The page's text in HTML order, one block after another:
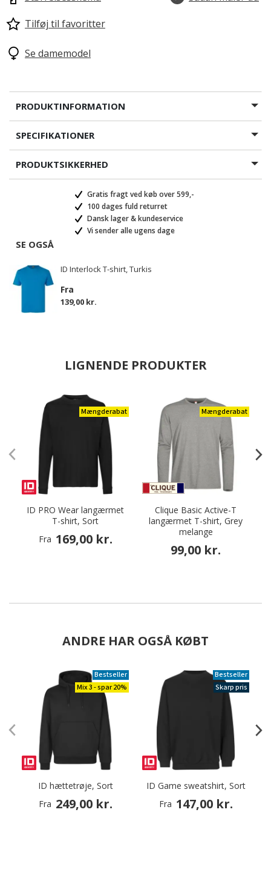
Tilføj til favoritter
Se damemodel
PRODUKTINFORMATION
SPECIFIKATIONER
PRODUKTSIKKERHED
Gratis fragt ved køb over 599,-
100 dages fuld returret
Dansk lager & kundeservice
Vi sender alle ugens dage
SE OGSÅ
ID Interlock T-shirt, Turkis
Fra
139,00 kr.
LIGNENDE PRODUKTER
Mængderabat
ID PRO Wear langærmet
T-shirt, Sort
Fra 169,00 kr.
Mængderabat
Clique Basic Active-T
langærmet T-shirt, Grey
melange
99,00 kr.
ANDRE HAR OGSÅ KØBT
Bestseller
Mix 3 - spar 20%
ID hættetrøje, Sort
Fra 249,00 kr.
Bestseller
Skarp pris
ID Game sweatshirt, Sort
Fra 147,00 kr.